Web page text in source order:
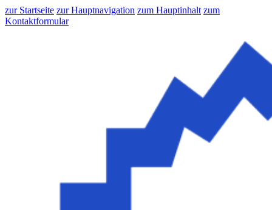
zur Startseite zur Hauptnavigation zum Hauptinhalt zum
Kontaktformular